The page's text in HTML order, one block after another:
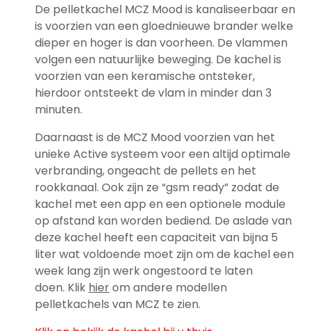
De pelletkachel MCZ Mood is kanaliseerbaar en
is voorzien van een gloednieuwe brander welke
dieper en hoger is dan voorheen. De vlammen
volgen een natuurlijke beweging. De kachel is
voorzien van een keramische ontsteker,
hierdoor ontsteekt de vlam in minder dan 3
minuten.
Daarnaast is de MCZ Mood voorzien van het
unieke Active systeem voor een altijd optimale
verbranding, ongeacht de pellets en het
rookkanaal. Ook zijn ze “gsm ready” zodat de
kachel met een app en een optionele module
op afstand kan worden bediend. De aslade van
deze kachel heeft een capaciteit van bijna 5
liter wat voldoende moet zijn om de kachel een
week lang zijn werk ongestoord te laten
doen. Klik hierom andere modellen
pelletkachels van MCZ te zien.